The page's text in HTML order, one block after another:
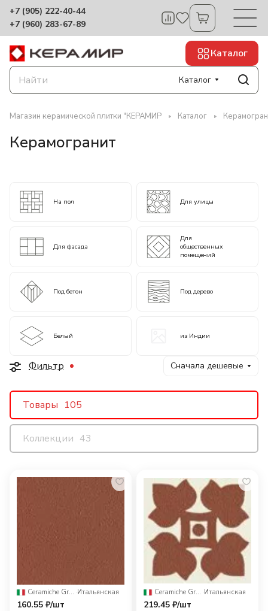
+7 (905) 222-40-44
+7 (960) 283-67-89
Каталог
Каталог
Магазин керамической плитки "КЕРАМИР Каталог
Керамогранит
На пол Для улицы
Для фасада
Для
общественных
помещений
Под бетон Под дерево
Белый из Индии
Фильтр Сначала дешевые
Товары 105
Коллекции 43
Ceramiche Grazia ·Итальянская
160.55 ₽/шт
Ceramiche Grazia ·Итальянская
219.45 ₽/шт